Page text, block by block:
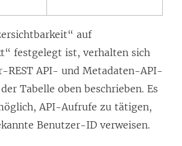
auf
festgelegt ist, verhalten sich
REST API- und Metadaten-API-
Tabelle oben beschrieben. Es
API-Aufrufe zu tätigen,
Benutzer-ID verweisen.